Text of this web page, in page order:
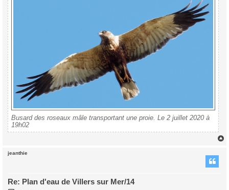
Busard des roseaux mâle transportant une proie. Le 2 juillet 2020 à
19h02
jeanthie
Re: Plan d'eau de Villers sur Mer/14